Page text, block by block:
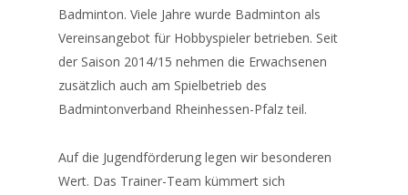
Badminton. Viele Jahre wurde Badminton als
Vereinsangebot für Hobbyspieler betrieben. Seit
der Saison 2014/15 nehmen die Erwachsenen
zusätzlich auch am Spielbetrieb des
Badmintonverband Rheinhessen-Pfalz teil.
Auf die Jugendförderung legen wir besonderen
Wert. Das Trainer-Team kümmert sich